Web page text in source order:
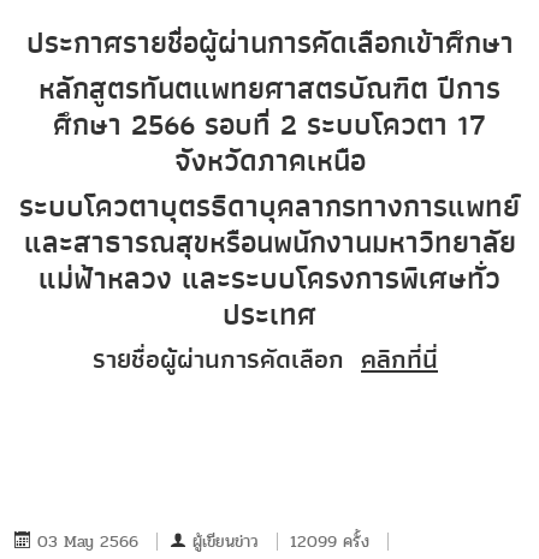
ประกาศรายชื่อผู้ผ่านการคัดเลือกเข้าศึกษา
หลักสูตรทันตแพทยศาสตรบัณฑิต ปีการ
ศึกษา 2566 รอบที่ 2 ระบบโควตา 17
จังหวัดภาคเหนือ
ระบบโควตาบุตรธิดาบุคลากรทางการแพทย์
และสาธารณสุขหรือนพนักงานมหาวิทยาลัย
แม่ฟ้าหลวง และระบบโครงการพิเศษทั่ว
ประเทศ
รายชื่อผู้ผ่านการคัดเลือก คลิกที่นี่
03 May 2566 ผู้เขียนข่าว
12099 ครั้ง